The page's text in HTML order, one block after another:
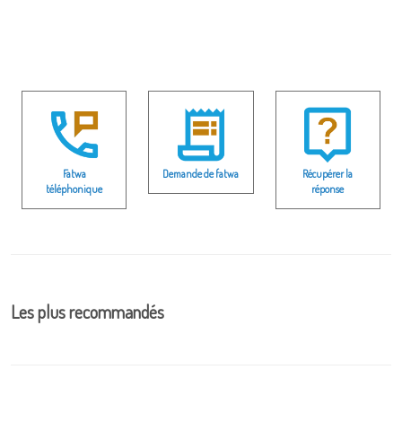
Fatwa
téléphonique
Demande de fatwa
Récupérer la
réponse
Les plus recommandés